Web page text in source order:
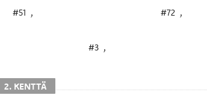
#51 , #72 ,
#3 ,
2. KENTTÄ